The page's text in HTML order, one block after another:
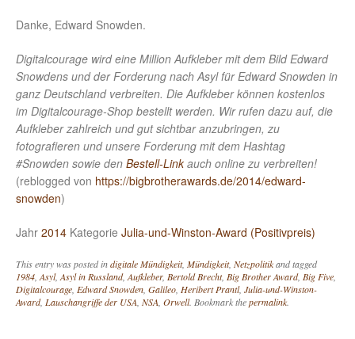
Danke, Edward Snowden.
Digitalcourage wird eine Million Aufkleber mit dem Bild Edward
Snowdens und der Forderung nach Asyl für Edward Snowden in
ganz Deutschland verbreiten. Die Aufkleber können kostenlos
im Digitalcourage-Shop bestellt werden. Wir rufen dazu auf, die
Aufkleber zahlreich und gut sichtbar anzubringen, zu
fotografieren und unsere Forderung mit dem Hashtag
#Snowden sowie den Bestell-Link auch online zu verbreiten!
(reblogged von https://bigbrotherawards.de/2014/edward-
snowden)
Jahr 2014 Kategorie Julia-und-Winston-Award (Positivpreis)
This entry was posted indigitale Mündigkeit, Mündigkeit, Netzpolitikand tagged
1984,Asyl,Asyl in Russland,Aufkleber, Bertold Brecht, Big Brother Award, Big Five,
Digitalcourage, Edward Snowden, Galileo, Heribert Prantl, Julia-und-Winston-
Award, Lauschangriffe der USA, NSA, Orwell. Bookmark thepermalink.